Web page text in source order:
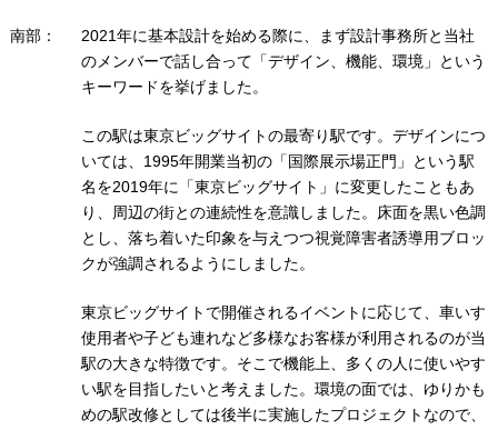
南部：
2021年に基本設計を始める際に、まず設計事務所と当社
のメンバーで話し合って「デザイン、機能、環境」という
キーワードを挙げました。
この駅は東京ビッグサイトの最寄り駅です。デザインにつ
いては、1995年開業当初の「国際展示場正門」という駅
名を2019年に「東京ビッグサイト」に変更したこともあ
り、周辺の街との連続性を意識しました。床面を黒い色調
とし、落ち着いた印象を与えつつ視覚障害者誘導用ブロッ
クが強調されるようにしました。
東京ビッグサイトで開催されるイベントに応じて、車いす
使用者や子ども連れなど多様なお客様が利用されるのが当
駅の大きな特徴です。そこで機能上、多くの人に使いやす
い駅を目指したいと考えました。環境の面では、ゆりかも
めの駅改修としては後半に実施したプロジェクトなので、